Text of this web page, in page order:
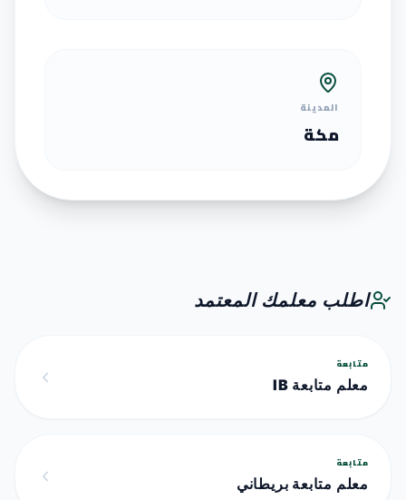
المدينة
مكة
اطلب معلمك المعتمد
متابعة
معلم متابعة IB
متابعة
معلم متابعة بريطاني